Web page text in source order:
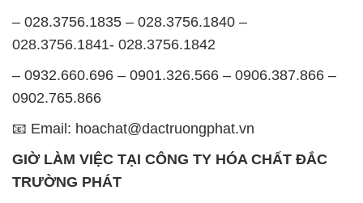
– 028.3756.1835 – 028.3756.1840 –
028.3756.1841- 028.3756.1842
– 0932.660.696 – 0901.326.566 – 0906.387.866 –
0902.765.866
📧 Email: hoachat@dactruongphat.vn
GIỜ LÀM VIỆC TẠI CÔNG TY HÓA CHẤT ĐẮC
TRƯỜNG PHÁT